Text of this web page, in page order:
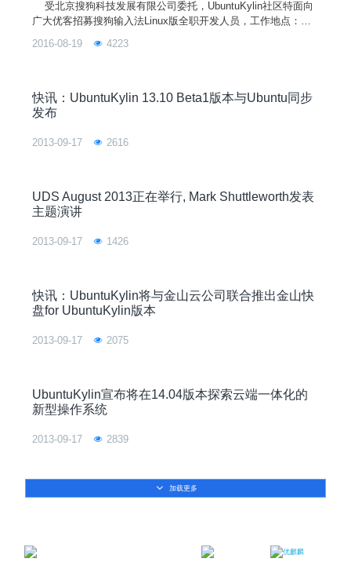
受北京搜狗科技发展有限公司委托，UbuntuKylin社区特面向
广大优客招募搜狗输入法Linux版全职开发人员，工作地点：北
2016-08-19 4223
快讯：UbuntuKylin 13.10 Beta1版本与Ubuntu同步
发布
2013-09-17 2616
UDS August 2013正在举行, Mark Shuttleworth发表
主题演讲
2013-09-17 1426
快讯：UbuntuKylin将与金山云公司联合推出金山快
盘for UbuntuKylin版本
2013-09-17 2075
UbuntuKylin宣布将在14.04版本探索云端一体化的
新型操作系统
2013-09-17 2839
加载更多